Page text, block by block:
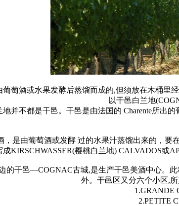
萄酒或水果发酵后蒸馏而成的,但须放在木桶里
以干邑白兰地
并不都是干邑。干邑是由法国的 Charente所出
是由葡萄酒或发酵 过的水果汁蒸馏出来的，要
成KIRSCHWASSER(樱桃白兰地) CALVADOS或
的干邑—COGNAC古城,是生产干邑美酒中心。
外。干邑区又分六个小区,
1.GRANDE
2.PETITE